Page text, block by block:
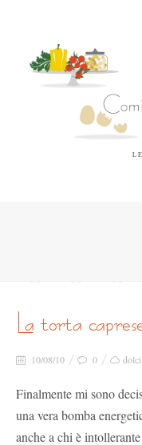
la torta
10/08/10 0 dolci
Finalmente mi sono
una vera bomba
anche a chi è